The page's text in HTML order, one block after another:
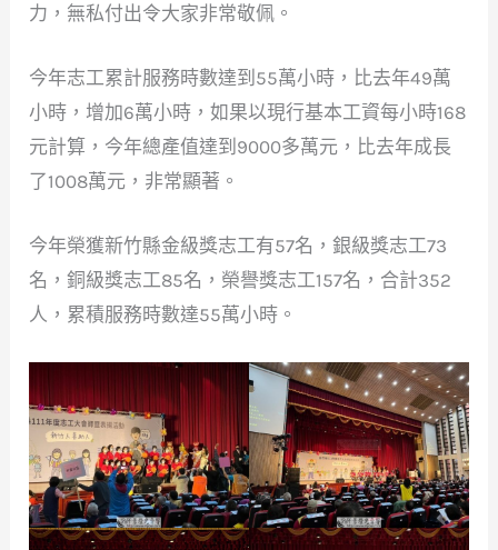
力，無私付出令大家非常敬佩。
今年志工累計服務時數達到55萬小時，比去年49萬
小時，增加6萬小時，如果以現行基本工資每小時168
元計算，今年總產值達到9000多萬元，比去年成長
了1008萬元，非常顯著。
今年榮獲新竹縣金級獎志工有57名，銀級獎志工73
名，銅級獎志工85名，榮譽獎志工157名，合計352
人，累積服務時數達55萬小時。